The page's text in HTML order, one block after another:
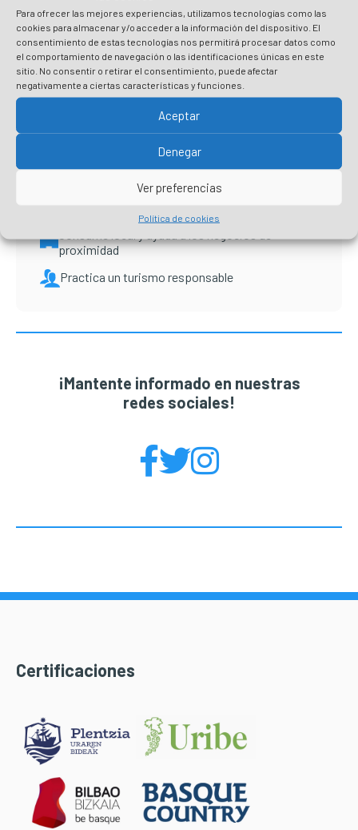
Para ofrecer las mejores experiencias, utilizamos tecnologías como las
cookies para almacenar y/o acceder a la información del dispositivo. El
consentimiento de estas tecnologías nos permitirá procesar datos como
el comportamiento de navegación o las identificaciones únicas en este
sitio. No consentir o retirar el consentimiento, puede afectar
negativamente a ciertas características y funciones.
Aceptar
Denegar
Ver preferencias
Política de cookies
Practicar un turismo responsable es
cuidar Plentzia
Respeta el entorno y no dejes rastro
Respeta las recomendaciones y normas
sanitarias
proximidad
Practica un turismo responsable
¡Mantente informado en nuestras
redes sociales!
Certificaciones